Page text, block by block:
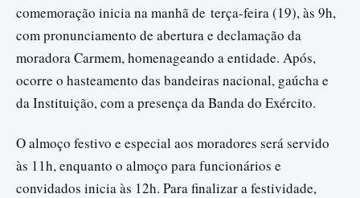
comemoração inicia na manhã de terça-feira (19), às 9h,
com pronunciamento de abertura e declamação da
moradora Carmem, homenageando a entidade. Após,
ocorre o hasteamento das bandeiras nacional, gaúcha e
da Instituição, com a presença da Banda do Exército.
O almoço festivo e especial aos moradores será servido
às 11h, enquanto o almoço para funcionários e
convidados inicia às 12h. Para finalizar a festividade,